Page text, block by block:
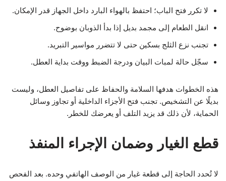
لا تكرر فتح الباب؛ احتفظ بالهواء البارد داخل الجهاز قدر الإمكان.
انقل الطعام إلى مجمد بديل إذا بدأ الذوبان بوضوح.
تجنب نزع الثلج بسكين حتى لا تتضرر مواسير التبريد.
سجّل حالة لمبات البيان ودرجة الضبط ووقت بداية العطل.
هذه الخطوات هدفها السلامة والحفاظ على تفاصيل العطل، وليست
بديلًا عن التشخيص. تجنب فتح الأجزاء الداخلية أو تجاوز وسائل
الحماية، لأن ذلك قد يزيد التلف أو يعرضك للخطر.
قطع الغيار وضمان الإجراء المنفذ
لا تُحدد الحاجة إلى قطعة غيار من الوصف الهاتفي وحده. بعد الفحص